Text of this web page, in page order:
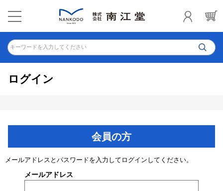
キーワードを入力してください
ログイン
会員の方
メールアドレスとパスワードを入力してログインしてください。
メールアドレス